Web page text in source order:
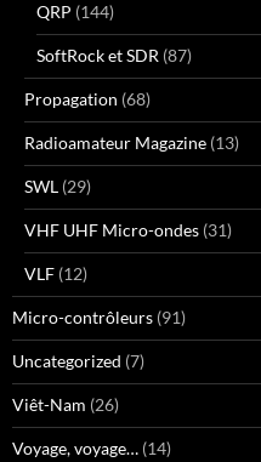
QRP (144)
SoftRock et SDR (87)
Propagation (68)
Radioamateur Magazine (13)
SWL (29)
VHF UHF Micro-ondes (31)
VLF (12)
Micro-contrôleurs (91)
Uncategorized (7)
Viêt-Nam (26)
Voyage, voyage… (14)